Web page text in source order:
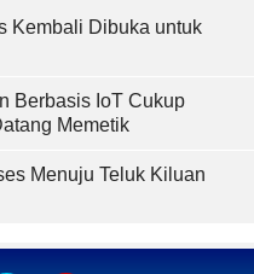
Kembali Dibuka untuk
Berbasis IoT Cukup
Memetik
Menuju Teluk Kiluan